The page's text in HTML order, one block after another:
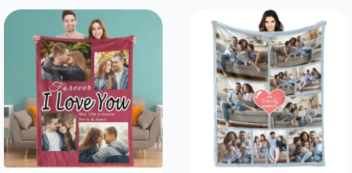
desde
29,90 €
hasta
99,90 €
desde
29,90 €
hasta
99,90 €